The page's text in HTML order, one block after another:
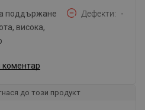
поддържане
висока,
Дефекти -
коментар
до този продукт